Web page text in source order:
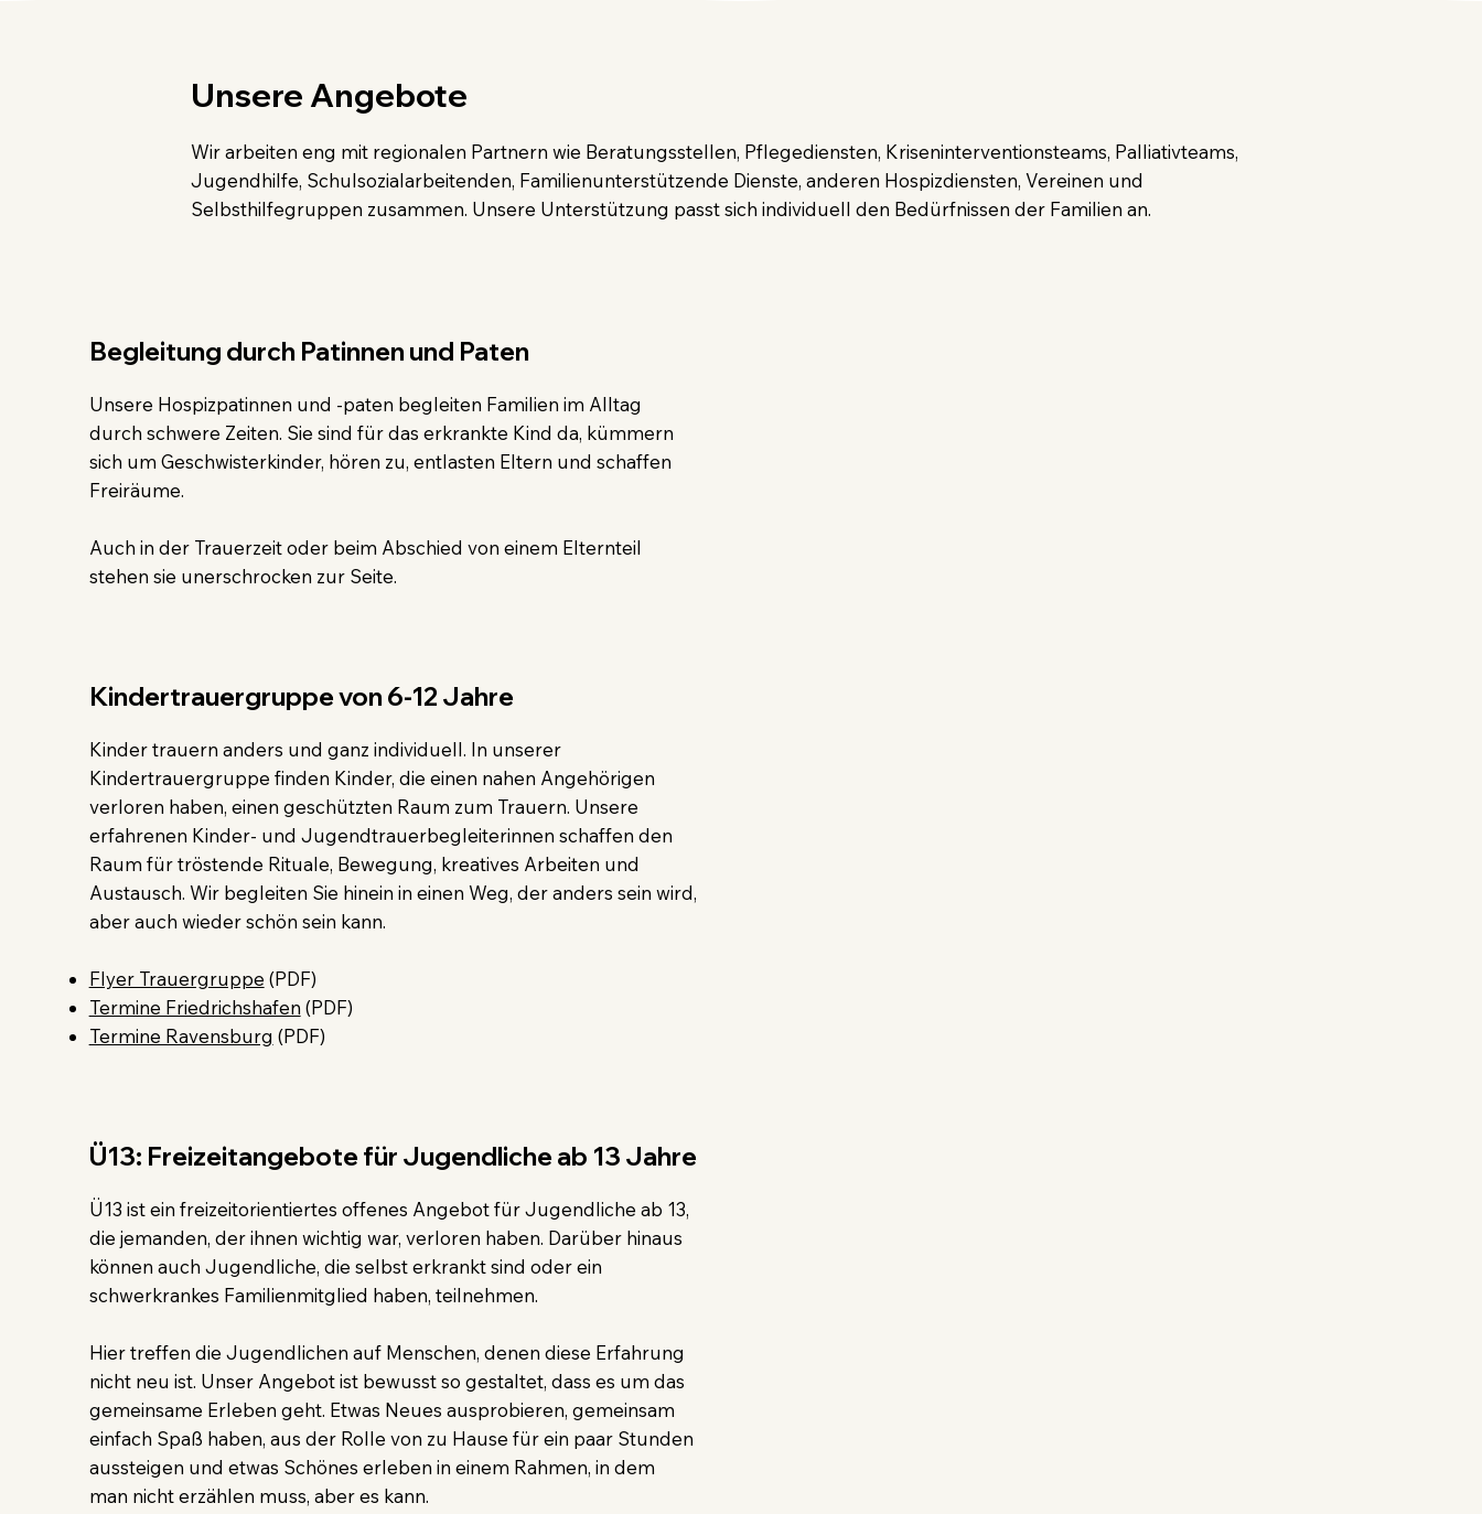
Unsere Angebote
Wir arbeiten eng mit regionalen Partnern wie Beratungsstellen, Pflegediensten, Kriseninterventionsteams, Palliativteams,
Jugendhilfe, Schulsozialarbeitenden, Familienunterstützende Dienste, anderen Hospizdiensten, Vereinen und
Selbsthilfegruppen zusammen. Unsere Unterstützung passt sich individuell den Bedürfnissen der Familien an.
Begleitung durch Patinnen und Paten
Unsere Hospizpatinnen und -paten begleiten Familien im Alltag
durch schwere Zeiten. Sie sind für das erkrankte Kind da, kümmern
sich um Geschwisterkinder, hören zu, entlasten Eltern und schaffen
Freiräume.
Auch in der Trauerzeit oder beim Abschied von einem Elternteil
stehen sie unerschrocken zur Seite.
Kindertrauergruppe von 6-12 Jahre
Kinder trauern anders und ganz individuell. In unserer
Kindertrauergruppe finden Kinder, die einen nahen Angehörigen
verloren haben, einen geschützten Raum zum Trauern. Unsere
erfahrenen Kinder- und Jugendtrauerbegleiterinnen schaffen den
Raum für tröstende Rituale, Bewegung, kreatives Arbeiten und
Austausch. Wir begleiten Sie hinein in einen Weg, der anders sein wird,
aber auch wieder schön sein kann.
Flyer Trauergruppe (PDF)
Termine Friedrichshafen (PDF)
Termine Ravensburg (PDF)
Ü13: Freizeitangebote für Jugendliche ab 13 Jahre
Ü13 ist ein freizeitorientiertes offenes Angebot für Jugendliche ab 13,
die jemanden, der ihnen wichtig war, verloren haben. Darüber hinaus
können auch Jugendliche, die selbst erkrankt sind oder ein
schwerkrankes Familienmitglied haben, teilnehmen.
Hier treffen die Jugendlichen auf Menschen, denen diese Erfahrung
nicht neu ist. Unser Angebot ist bewusst so gestaltet, dass es um das
gemeinsame Erleben geht. Etwas Neues ausprobieren, gemeinsam
einfach Spaß haben, aus der Rolle von zu Hause für ein paar Stunden
aussteigen und etwas Schönes erleben in einem Rahmen, in dem
man nicht erzählen muss, aber es kann.